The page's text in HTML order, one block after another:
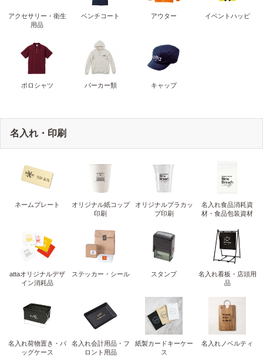
アクセサリー・衛生
用品
ベンチコート アウター イベントハッピ
ポロシャツ パーカー類 キャップ
名入れ・印刷
ネームプレート
オリジナル紙コップ
印刷
オリジナルプラカッ
プ印刷
名入れ食品消耗資
材・食品包装資材
attaオリジナルデザ
イン消耗品
ステッカー・シール スタンプ
名入れ看板・店頭用
品
名入れ荷物置き・バ
ッグケース
名入れ会計用品・フ
ロント用品
紙製カードキーケー
ス
名入れノベルティ